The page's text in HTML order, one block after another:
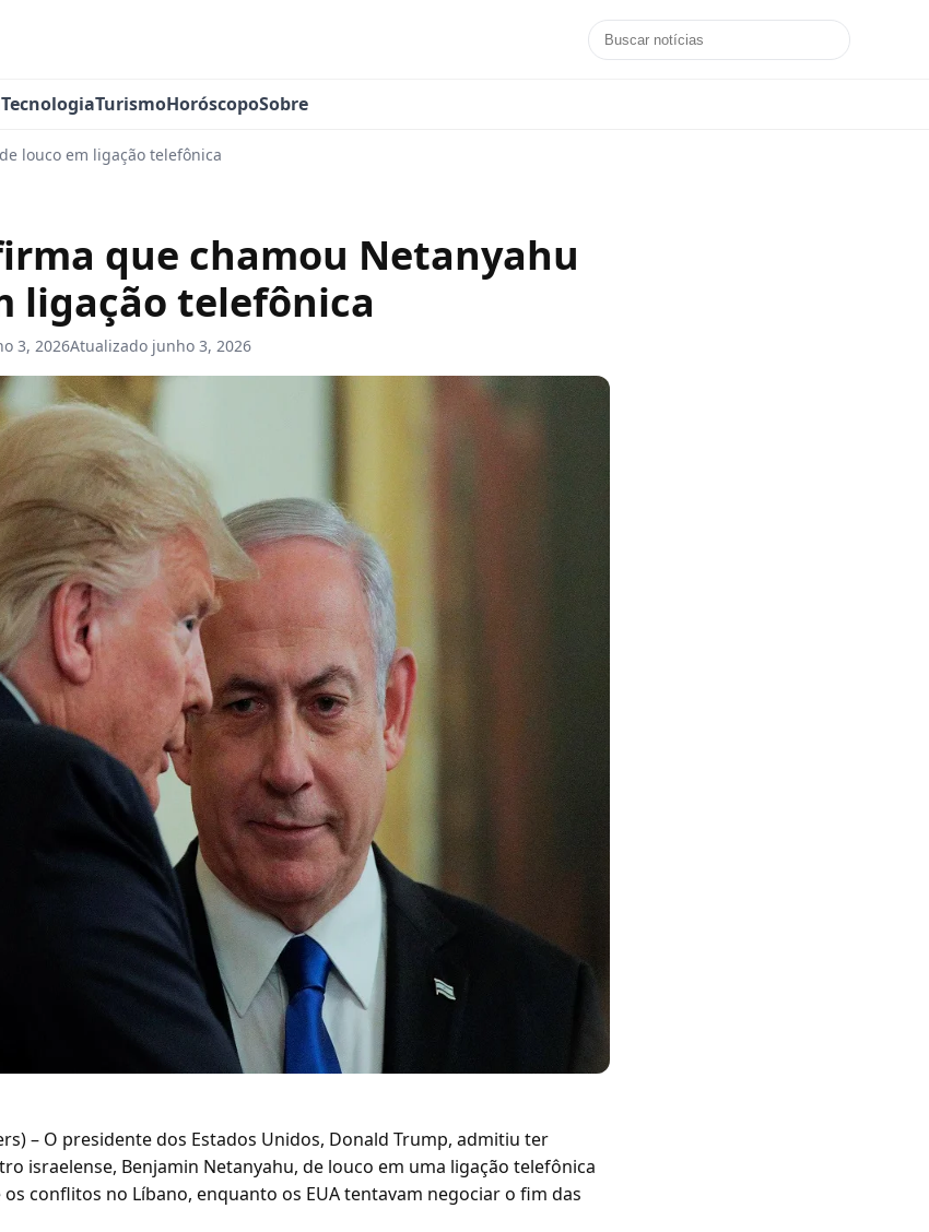
TecnologiaTurismoHoróscopoSobre
louco em ligação telefônica
que chamou Netanyahu
ligação telefônica
3, 2026Atualizado junho 3, 2026
– O presidente dos Estados Unidos, Donald Trump, admitiu ter
israelense, Benjamin Netanyahu, de louco em uma ligação telefônica
conflitos no Líbano, enquanto os EUA tentavam negociar o fim das